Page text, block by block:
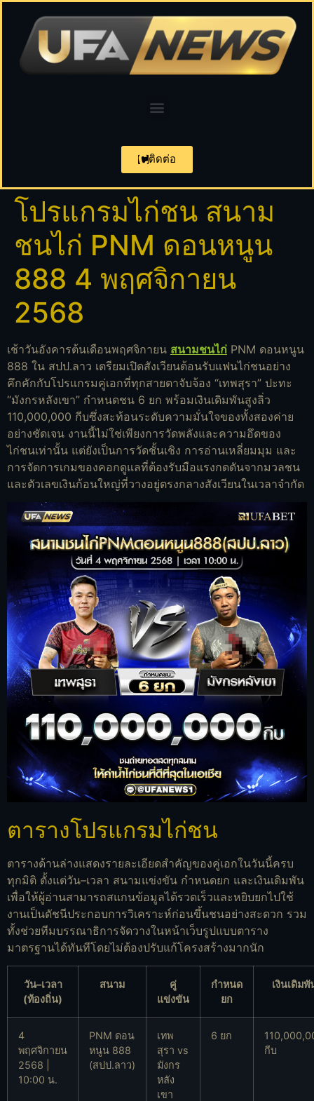
ติดต่อ
โปรแกรมไก่ชน สนาม
ชนไก่ PNM ดอนหนูน
888 4 พฤศจิกายน
2568
เช้าวันอังคารต้นเดือนพฤศจิกายน สนามชนไก่ PNM ดอนหนูน
888 ใน สปป.ลาว เตรียมเปิดสังเวียนต้อนรับแฟนไก่ชนอย่าง
คึกคักกับโปรแกรมคู่เอกที่ทุกสายตาจับจ้อง “เทพสุรา” ปะทะ
“มังกรหลังเขา” กำหนดชน 6 ยก พร้อมเงินเดิมพันสูงลิ่ว
110,000,000 กีบซึ่งสะท้อนระดับความมั่นใจของทั้งสองค่าย
อย่างชัดเจน งานนี้ไม่ใช่เพียงการวัดพลังและความอึดของ
ไก่ชนเท่านั้น แต่ยังเป็นการวัดชั้นเชิง การอ่านเหลี่ยมมุม และ
การจัดการเกมของคอกดูแลที่ต้องรับมือแรงกดดันจากมวลชน
และตัวเลขเงินก้อนใหญ่ที่วางอยู่ตรงกลางสังเวียนในเวลาจำกัด
ตารางโปรแกรมไก่ชน
ตารางด้านล่างแสดงรายละเอียดสำคัญของคู่เอกในวันนี้ครบ
ทุกมิติ ตั้งแต่วัน–เวลา สนามแข่งขัน กำหนดยก และเงินเดิมพัน
เพื่อให้ผู้อ่านสามารถสแกนข้อมูลได้รวดเร็วและหยิบยกไปใช้
งานเป็นดัชนีประกอบการวิเคราะห์ก่อนขึ้นชนอย่างสะดวก รวม
ทั้งช่วยทีมบรรณาธิการจัดวางในหน้าเว็บรูปแบบตาราง
มาตรฐานได้ทันทีโดยไม่ต้องปรับแก้โครงสร้างมากนัก
วัน–เวลา
(ท้องถิ่น)
สนาม
คู่
แข่งขัน
กำหนด
ยก
เงินเดิมพั
4
พฤศจิกายน
2568 |
10:00 น.
PNM ดอน
หนูน 888
(สปป.ลาว)
เทพ
สุรา vs
มังกร
หลัง
เขา
6 ยก
กีบ